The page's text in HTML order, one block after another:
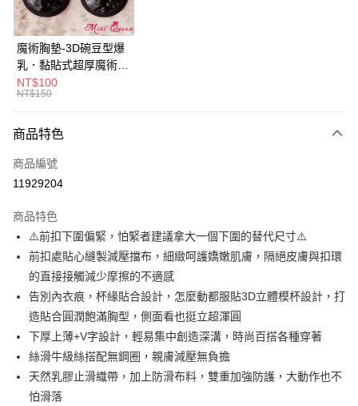
上海商業儲蓄銀行
國泰世華商業銀行
臺灣中小企業銀行
匯豐（台灣）商業銀行
聯邦商業銀行
元大商業銀行
台灣樂天信用卡公司
LINE Pay
Apple Pay
街口支付
大哥付你分期
【大哥付你分期使用說明】
2.付款方式選擇「大哥付你分期」，訂單成立後會自動跳轉到大哥付的交易
流程，驗證手機門號後，選擇欲分期的期數、繳款截止日，確認付款後即完
4.訂單成立30分鐘內，如未前往確認交易或遇審核未通過，訂單將自動取
消。如遇「轉專審核」未通過狀況，表示未達大哥付你分期系統評分，恕無
法說明評估內容。
【繳款方式說明】
1.分期款項不併入電信帳單，「大哥付你分期」於每月結算日後寄送繳費提
醒簡訊。
帳／街口支付／iPASS MONEY」等通路繳費。
【注意事項】
1.本服務係由「台灣大哥大股份有限公司」（以下簡稱本公司）所提供，讓
用戶於交易時，得透過本服務購買商品或服務，並由商店將買賣／分期付款
買賣價金債權讓與本公司後，依約使用本公司帳單繳交帳款。
相關說明
【關於「AFTEE先享後付」】
便利好安心！
２．便利：只要手機號碼，簡訊認證，即可結帳。
３．安心：先確認商品／服務後，再付款。
【「AFTEE先享後付」結帳流程】
１．於結帳方式選擇「AFTEE先享後付」後，將跳轉至「AFTEE先享後付」
結帳頁面，進行簡訊認證並確認金額後，即可完成結帳。
３．收到繳費通知簡訊後14天內，點擊此簡訊中的連結，可透過四大超商／
ATM／網路銀行／等多元方式進行付款，方視為交易完成。
※ 請注意：結帳手續完成當下不需立刻繳費，但若您需要取消訂單，請聯絡
購買商品的店家。未經商家同意取消之訂單仍視為有效，需透過AFTEE先享
後付繳納相關費用。
運送方式
全家取貨付款
每筆NT$90，滿NT$1,200(含以上)免運費
付款後全家取貨
每筆NT$90，滿NT$1,000(含以上)免運費
7-11取貨付款
每筆NT$90，滿NT$1,200(含以上)免運費
魔術胸墊-3D碗豆型爆
乳．黏貼式超厚魔術胸
墊水餃墊內衣泳衣比基
尼可用(黑色/膚色)
NT$100
NT$150
商品特色
商品編號
11929204
商品特色
⚠️前扣下圍偏緊，怕緊者建議拿大一個下圍的替代尺寸⚠️
前扣處貼心縫製減壓擋布，細緻呵護嬌嫩肌膚，隔絕皮膚與扣環
的直接接觸減少摩擦的不適感
告別內衣痕，杯緣貼合設計，怎麼動都服貼3D立體模杯設計，打
造貼合圓潤飽滿胸型，側面看也挺立超渾圓
下厚上薄+V字設計，輕易集中創造深溝，時尚百搭各種穿著
絲滑牛級絲搭配無鋼圈，親膚減壓無負擔
天然乳膠止滑織帶，加上防滑布料，雙重加強防護，大動作也不
怕滑落